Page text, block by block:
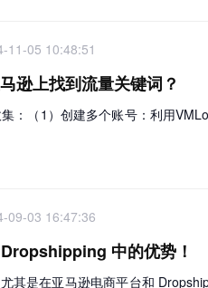
11-05 10:48:51
逊上找到流量关键词？
：（1）创建多个账号：利用
09-03 16:47:36
中的优势！
其是在亚马逊电商平台和